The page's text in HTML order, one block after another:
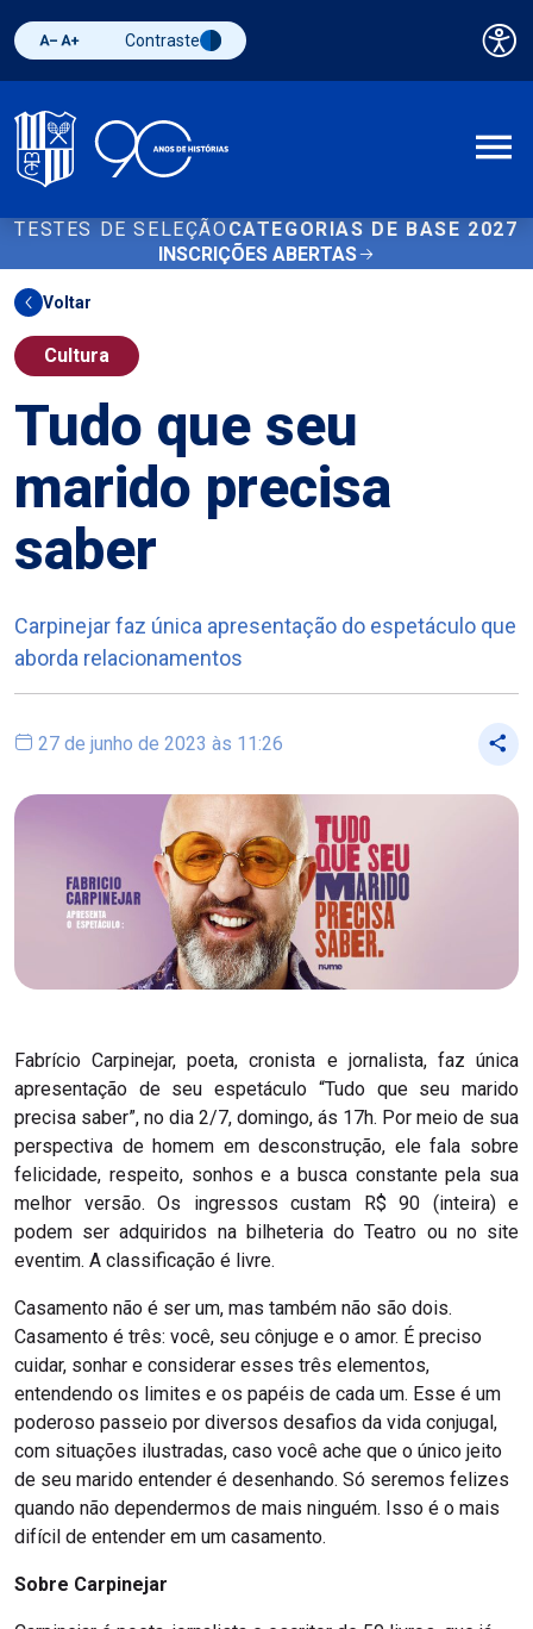
Diminuir fonte
Aumentar fonteAlternar contraste
Contraste
TESTES DE SELEÇÃO CATEGORIAS DE BASE 2027
INSCRIÇÕES ABERTAS
Voltar
Cultura
Tudo que seu
marido precisa
saber
Carpinejar faz única apresentação do espetáculo que
aborda relacionamentos
27 de junho de 2023 às 11:26
Fabrício Carpinejar, poeta, cronista e jornalista, faz única
apresentação de seu espetáculo “Tudo que seu marido
precisa saber”, no dia 2/7, domingo, ás 17h. Por meio de sua
perspectiva de homem em desconstrução, ele fala sobre
felicidade, respeito, sonhos e a busca constante pela sua
melhor versão. Os ingressos custam R$ 90 (inteira) e
podem ser adquiridos na bilheteria do Teatro ou no site
eventim. A classificação é livre.
Casamento não é ser um, mas também não são dois.
Casamento é três: você, seu cônjuge e o amor. É preciso
cuidar, sonhar e considerar esses três elementos,
entendendo os limites e os papéis de cada um. Esse é um
poderoso passeio por diversos desafios da vida conjugal,
com situações ilustradas, caso você ache que o único jeito
de seu marido entender é desenhando. Só seremos felizes
quando não dependermos de mais ninguém. Isso é o mais
difícil de entender em um casamento.
Sobre Carpinejar